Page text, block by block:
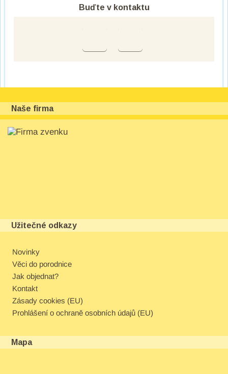
Buďte v kontaktu
Naše firma
Užitečné odkazy
Novinky
Věci do porodnice
Jak objednat?
Kontakt
Zásady cookies (EU)
Prohlášení o ochraně osobních údajů (EU)
Mapa